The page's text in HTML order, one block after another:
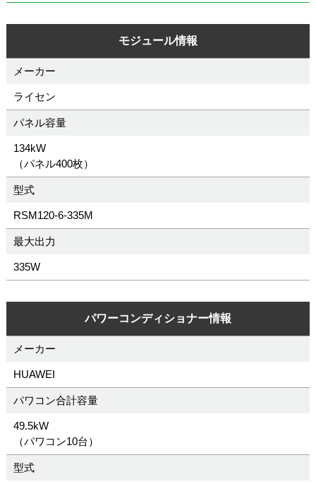
モジュール情報
メーカー
ライセン
パネル容量
134kW
（パネル400枚）
型式
RSM120-6-335M
最大出力
335W
パワーコンディショナー情報
メーカー
HUAWEI
パワコン合計容量
49.5kW
（パワコン10台）
型式